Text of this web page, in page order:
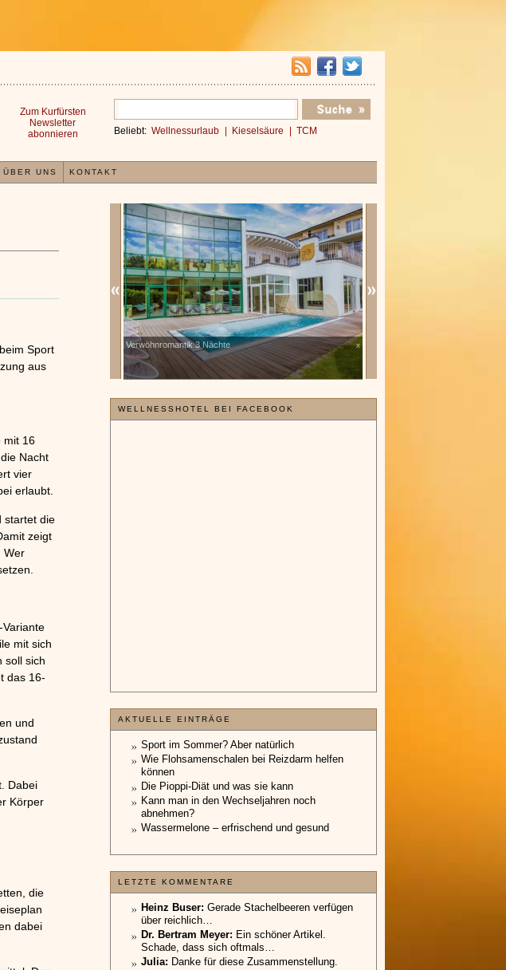
Sport
aus
mit 16
Nacht
vier
erlaubt.
startet die
zeigt
Wer
mit sich
soll sich
das 16-
und
Dabei
Körper
die
dabei
x
Verwöhnromantik 3 Nächte
»»»
WELLNESSHOTEL BEI FACEBOOK
AKTUELLE EINTRÄGE
Sport im Sommer? Aber natürlich
Wie Flohsamenschalen bei Reizdarm helfen
können
Die Pioppi-Diät und was sie kann
Kann man in den Wechseljahren noch
abnehmen?
Wassermelone – erfrischend und gesund
LETZTE KOMMENTARE
Heinz Buser: Gerade Stachelbeeren verfügen
über reichlich…
Dr. Bertram Meyer: Ein schöner Artikel.
Schade, dass sich oftmals…
Julia: Danke für diese Zusammenstellung.
Beliebt: Wellnessurlaub Kieselsäure TCM
Zum Kurfürsten
Newsletter
abonnieren
ÜBER UNS KONTAKT